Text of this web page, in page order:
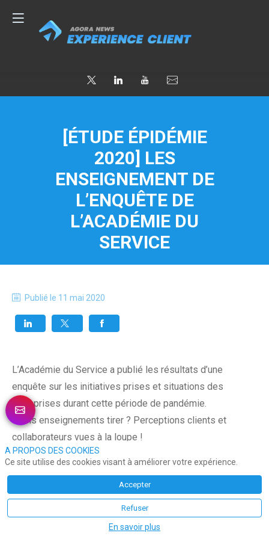
[ÉTUDE ÉPIDÉMIE
2020] LES
ENSEIGNEMENT DE
L’ENQUÊTE DE
L’ACADÉMIE DU
SERVICE
Publié le 11 mai 2020
L’Académie du Service a publié les résultats d’une
enquête sur les initiatives prises et situations des
entreprises durant cette période de pandémie.
Quels enseignements tirer ? Perceptions clients et
collaborateurs vues à la loupe !
nécessité du lien social et formation pour des
collaborateurs à distance sont les principaux faits
saillants de l’étude. La rédaction vous a sélectionné
A PROPOS DES COOKIES
Ce site utilise des cookies visant à améliorer votre expérience.
Accepter
Refuser
En savoir plus